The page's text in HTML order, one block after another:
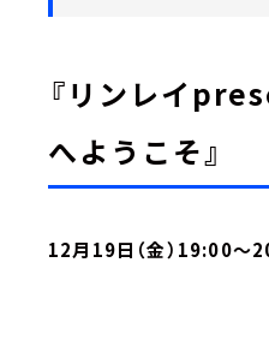
『リンレイ
へようこそ』
12月19日（金）19:00～